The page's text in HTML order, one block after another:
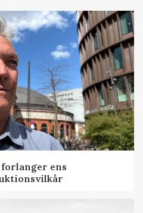
ens